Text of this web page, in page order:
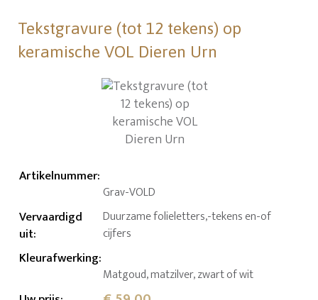
Tekstgravure (tot 12 tekens) op
keramische VOL Dieren Urn
Artikelnummer:
Grav-VOLD
Vervaardigd
uit:
Duurzame folieletters,-tekens en-of
cijfers
Kleurafwerking:
Matgoud, matzilver, zwart of wit